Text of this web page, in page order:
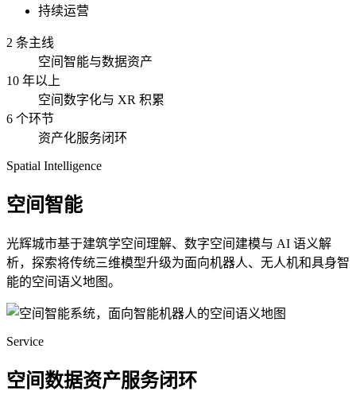
持续运营
2 条主线
空间智能与数据资产
10 年以上
空间数字化与 XR 积累
6 个环节
资产化服务闭环
Spatial Intelligence
空间智能
光辉城市基于建筑学空间理解、数字空间建模与 AI 语义解
析，探索将传统三维模型升级为面向机器人、无人机和具身智
能的空间语义地图。
Service
空间数据资产服务闭环